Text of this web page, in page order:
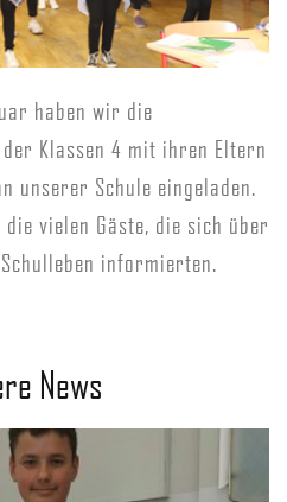
haben wir die
Klassen 4 mit ihren Eltern
unserer Schule eingeladen.
vielen Gäste, die sich über
informierten.
News